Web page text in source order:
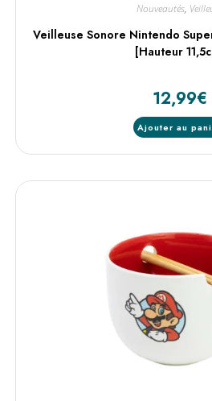
Nouveautés,
Veilleuse Sonore Nintendo
[Hauteur
12,99€
Ajouter au